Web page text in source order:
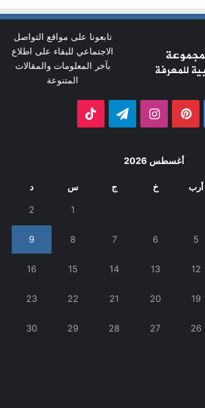
تابعونا على مواقع التواصل
الاجتماعي للبقاء على اطلاع
بآخر المعلومات والمقالات
المتنوعة
فيسبوك بينتيريستانستقرامتيلقرام
أغسطس 2026
أرب خ ج س د
1
2
5
6
7
8
9
12
13
14
15
16
19
20
21
22
23
26
27
28
29
30